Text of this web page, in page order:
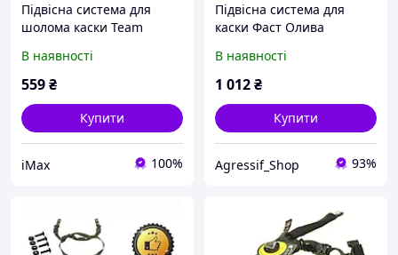
Підвісна система для
шолома каски Team
(Black)
В наявності
559₴
Купити
iMax 100%
Підвісна система для
каски Фаст Олива
В наявності
1 012₴
Купити
Agressif_Shop 93%